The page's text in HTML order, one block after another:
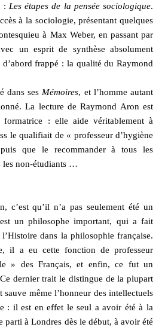
: Les étapes de la pensée sociologique.
à la sociologie, présentant quelques
à Max Weber, en passant par
un esprit de synthèse absolument
d’abord frappé : la qualité du Raymond
dans ses Mémoires, et l’homme autant
La lecture de Raymond Aron est
formatrice : elle aide véritablement à
le qualifiait de « professeur d’hygiène
que le recommander à tous les
les non-étudiants …
c’est qu’il n’a pas seulement été un
un philosophe important, qui a fait
dans la philosophie française.
il a eu cette fonction de professeur
» des Français, et enfin, ce fut un
dernier trait le distingue de la plupart
sauve même l’honneur des intellectuels
: il est en effet le seul a avoir été à la
parti à Londres dès le début, à avoir été